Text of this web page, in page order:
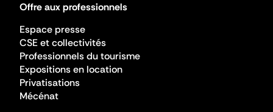
Offre aux professionnels
Espace presse
CSE et collectivités
Professionnels du tourisme
Expositions en location
Privatisations
Mécénat